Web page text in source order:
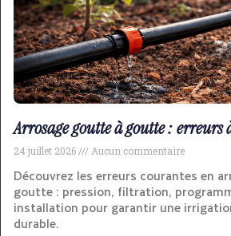
Arrosage goutte à goutte : erreurs
24 juillet 2026 Aucun commentaire
Découvrez les erreurs courantes en
goutte : pression, filtration,
installation pour garantir une
durable.